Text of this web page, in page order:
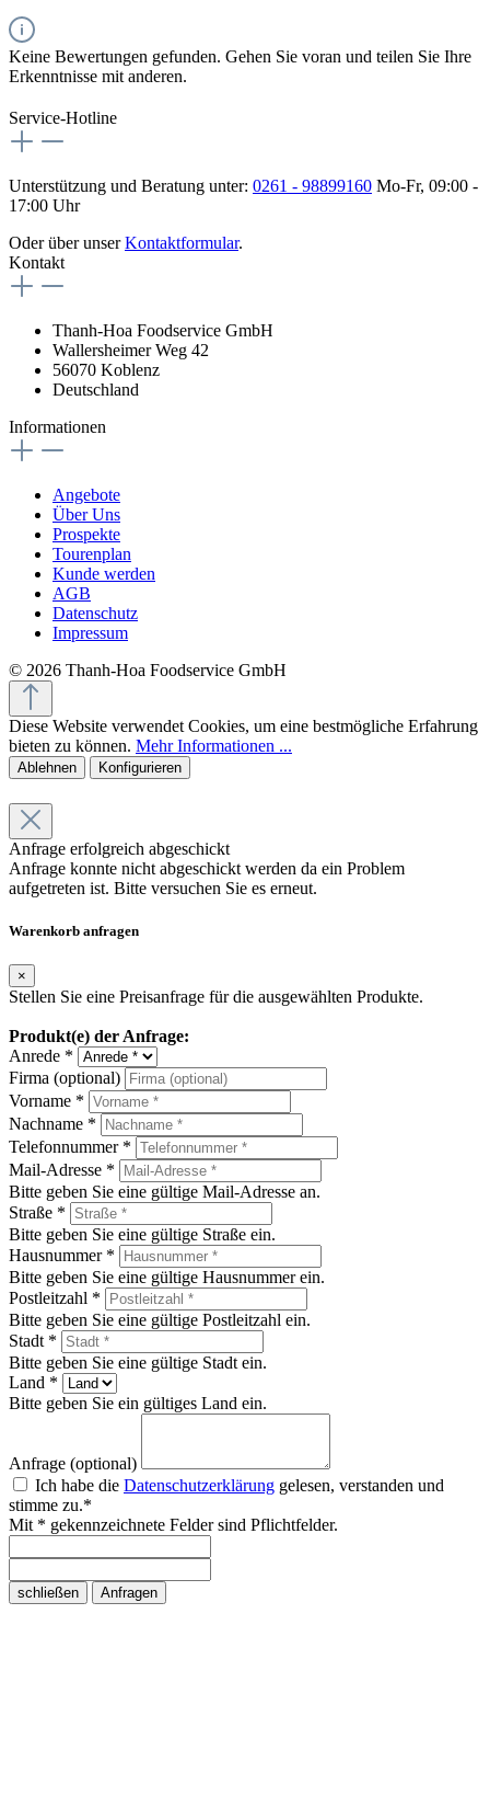
Keine Bewertungen gefunden. Gehen Sie voran und teilen Sie Ihre
Erkenntnisse mit anderen.
Service-Hotline
Unterstützung und Beratung unter: 0261 - 98899160 Mo-Fr, 09:00 -
17:00 Uhr
Oder über unserKontaktformular.
Kontakt
Thanh-Hoa Foodservice GmbH
Wallersheimer Weg 42
56070 Koblenz
Deutschland
Informationen
Angebote
Über Uns
Prospekte
Tourenplan
Kunde werden
AGB
Datenschutz
Impressum
© 2026 Thanh-Hoa Foodservice GmbH
Diese Website verwendet Cookies, um eine bestmögliche Erfahrung
bieten zu können. Mehr Informationen ...
Ablehnen Konfigurieren
Anfrage erfolgreich abgeschickt
Anfrage konnte nicht abgeschickt werden da ein Problem
aufgetreten ist. Bitte versuchen Sie es erneut.
Warenkorb anfragen
×
Stellen Sie eine Preisanfrage für die ausgewählten Produkte.
Produkt(e) der Anfrage:
Anrede *
Firma (optional)
Vorname *
Nachname *
Telefonnummer *
Mail-Adresse *
Bitte geben Sie eine gültige Mail-Adresse an.
Straße *
Bitte geben Sie eine gültige Straße ein.
Hausnummer *
Bitte geben Sie eine gültige Hausnummer ein.
Postleitzahl *
Bitte geben Sie eine gültige Postleitzahl ein.
Stadt *
Bitte geben Sie eine gültige Stadt ein.
Land *
Bitte geben Sie ein gültiges Land ein.
Anfrage (optional)
Ich habe die Datenschutzerklärung gelesen, verstanden und
stimme zu.*
Mit * gekennzeichnete Felder sind Pflichtfelder.
schließen Anfragen